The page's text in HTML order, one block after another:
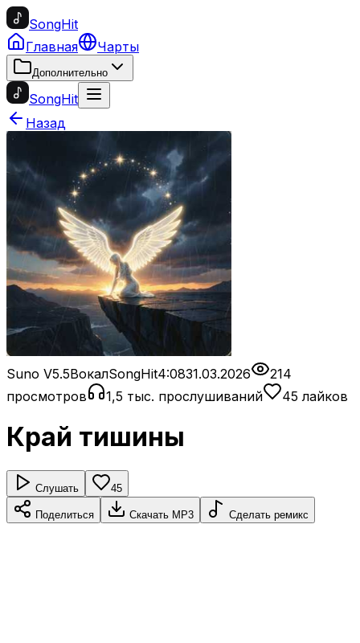
SongHit
Главная
Чарты
Дополнительно
SongHit
Назад
Suno V5.5ВокалSongHit4:0831.03.2026
214
просмотров
1,5 тыс. прослушиваний 45 лайков
Край тишины
Слушать 45
Поделиться Скачать MP3 Сделать ремикс